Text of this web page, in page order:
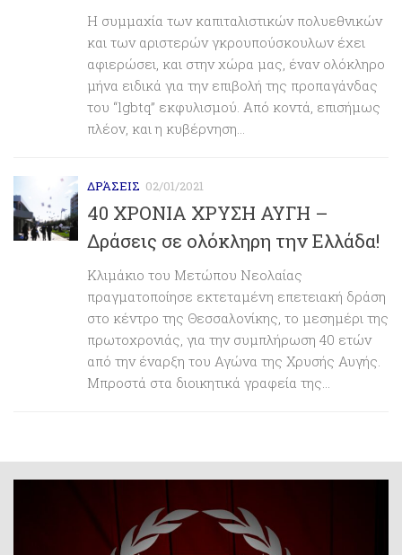
Η συμμαχία των καπιταλιστικών πολυεθνικών
και των αριστερών γκρουπούσκουλων έχει
αφιερώσει, και στην χώρα μας, έναν ολόκληρο
μήνα ειδικά για την επιβολή της προπαγάνδας
του “lgbtq” εκφυλισμού. Από κοντά, επισήμως
πλέον, και η κυβέρνηση...
ΔΡΆΣΕΙΣ 02/01/2021
40 ΧΡΟΝΙΑ ΧΡΥΣΗ ΑΥΓΗ –
Δράσεις σε ολόκληρη την Ελλάδα!
Κλιμάκιο του Μετώπου Νεολαίας
πραγματοποίησε εκτεταμένη επετειακή δράση
στο κέντρο της Θεσσαλονίκης, το μεσημέρι της
πρωτοχρονιάς, για την συμπλήρωση 40 ετών
από την έναρξη του Αγώνα της Χρυσής Αυγής.
Μπροστά στα διοικητικά γραφεία της...